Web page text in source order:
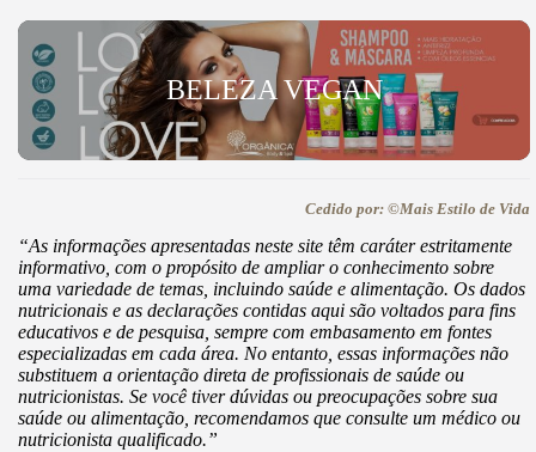
BELEZA VEGAN
Cedido por: ©Mais Estilo de Vida
“As informações apresentadas neste site têm caráter estritamente
informativo, com o propósito de ampliar o conhecimento sobre
uma variedade de temas, incluindo saúde e alimentação. Os dados
nutricionais e as declarações contidas aqui são voltados para fins
educativos e de pesquisa, sempre com embasamento em fontes
especializadas em cada área. No entanto, essas informações não
substituem a orientação direta de profissionais de saúde ou
nutricionistas. Se você tiver dúvidas ou preocupações sobre sua
saúde ou alimentação, recomendamos que consulte um médico ou
nutricionista qualificado.”